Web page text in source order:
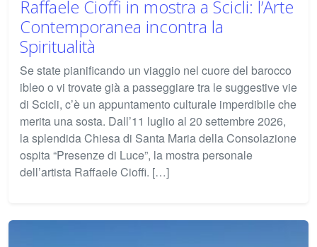
Raffaele Cioffi in mostra a Scicli: l’Arte
Contemporanea incontra la
Spiritualità
Se state pianificando un viaggio nel cuore del barocco
ibleo o vi trovate già a passeggiare tra le suggestive vie
di Scicli, c’è un appuntamento culturale imperdibile che
merita una sosta. Dall’11 luglio al 20 settembre 2026,
la splendida Chiesa di Santa Maria della Consolazione
ospita “Presenze di Luce”, la mostra personale
dell’artista Raffaele Cioffi. […]